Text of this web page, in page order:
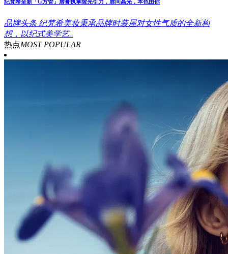
纪梵希全新「G方管」唇膏执掌缎光引力，唇间高光，本色由你
品牌头条 纪梵希美妆秉承品牌时装屋对女性气质的全新构
想，以纪式美学艺..
热点MOST POPULAR